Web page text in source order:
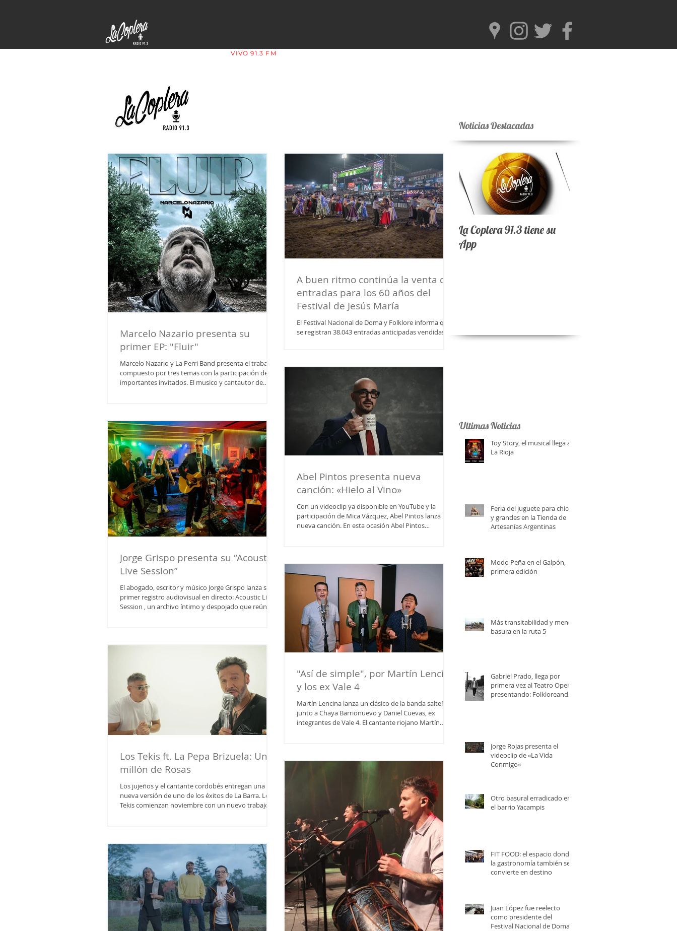
VIVO 91.3 FM
Marcelo Nazario presenta su
primer EP: "Fluir"
Marcelo Nazario y La Perri Band presenta el trabajo
compuesto por tres temas con la participación de
importantes invitados. El musico y cantautor de
20 años en la música Marcelo Nazario abre Fluir con
"El Obsequio" , chaya de su autoría con la
participación de Kike Alamo . Le sigue la chacarera
"Llamadora del Carna
A buen ritmo continúa la venta de
entradas para los 60 años del
Festival de Jesús María
El Festival Nacional de Doma y Folklore informa que
se registran 38.043 entradas anticipadas vendidas. La
llevará a cabo del 8 al 18 de enero. Desde La
Comisión se informó la venta de 38.043 tickets y el
ranking de las noches con mas convocatoria hasta
este martes. Viernes 16 de enero: Chaqueño
Palavecino, El Loco Amato, Las Voces de O
Jorge Grispo presenta su “Acoustic
Live Session”
El abogado, escritor y músico Jorge Grispo lanza su
primer registro audiovisual en directo: Acoustic Live
Session , un archivo íntimo y despojado que reúne
que el LP ya está disponible en Spotify, Apple Music y
todas las plataformas digitales . Jorge Grispo es una
figura singular dentro del cruce entre música,
literatura y derecho. Abog
Abel Pintos presenta nueva
canción: «Hielo al Vino»
Con un videoclip ya disponible en YouTube y la
participación de Mica Vázquez, Abel Pintos lanza
nueva canción. En esta ocasión Abel Pintos
yo. Qué suerte tienes tú de que te quiera". Desde
anoche "Hielo al vino" , está disponible en las
principales plataformas digitales.
Los Tekis ft. La Pepa Brizuela: Un
millón de Rosas
Los jujeños y el cantante cordobés entregan una
nueva versión de uno de los éxitos de La Barra. Los
Tekis comienzan noviembre con un nuevo trabajo en
adaptada al estilo de Los Tekis y está disponible en
las principales plataformas digitales.
"Así de simple", por Martín Lencina
y los ex Vale 4
Martín Lencina lanza un clásico de la banda salteña
junto a Chaya Barrionuevo y Daniel Cuevas, ex
integrantes de Vale 4. El cantante riojano Martín
uno de los éxitos de la agrupación salteña Vale 4
Noticias Destacadas
La Coplera 91.3 tiene su
App
Ultimas Noticias
Toy Story, el musical llega a
La Rioja
Feria del juguete para chicos
y grandes en la Tienda de
Artesanías Argentinas
Modo Peña en el Galpón,
primera edición
Más transitabilidad y menos
basura en la ruta 5
Gabriel Prado, llega por
primera vez al Teatro Opera,
presentando: Folkloreando
Jorge Rojas presenta el
videoclip de «La Vida
Conmigo»
Otro basural erradicado en
el barrio Yacampis
FIT FOOD: el espacio donde
la gastronomía también se
convierte en destino
Juan López fue reelecto
como presidente del
Festival Nacional de Doma y